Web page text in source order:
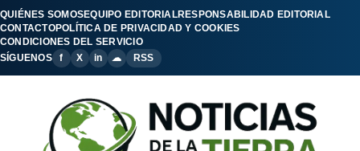
QUIÉNES SOMOSEQUIPO EDITORIALRESPONSABILIDAD EDITORIAL
CONTACTOPOLÍTICA DE PRIVACIDAD Y COOKIES
CONDICIONES DEL SERVICIO
SÍGUENOS
f X in ☁ RSS